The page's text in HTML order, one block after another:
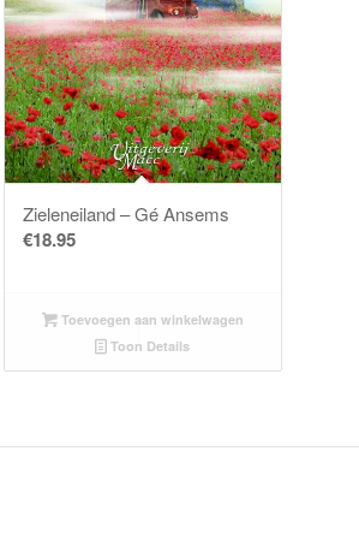
Zieleneiland – Gé Ansems
€18.95
Toevoegen aan winkelwagen
Toon Details